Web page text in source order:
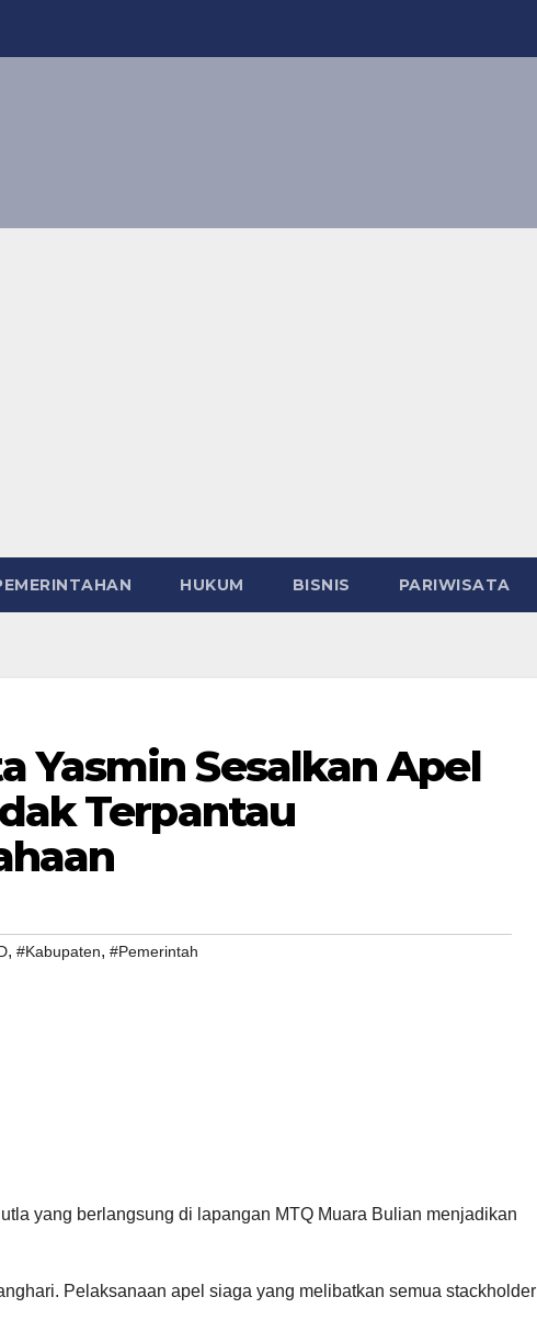
HUKUM BISNIS PARIWISATA
Yasmin Sesalkan Apel
Terpantau
, #Kabupaten, #Pemerintah
yang berlangsung di lapangan MTQ Muara Bulian menjadikan
Pelaksanaan apel siaga yang melibatkan semua stackholder